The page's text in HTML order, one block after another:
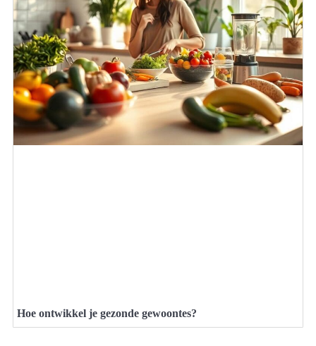
Hoe ontwikkel je gezonde gewoontes?